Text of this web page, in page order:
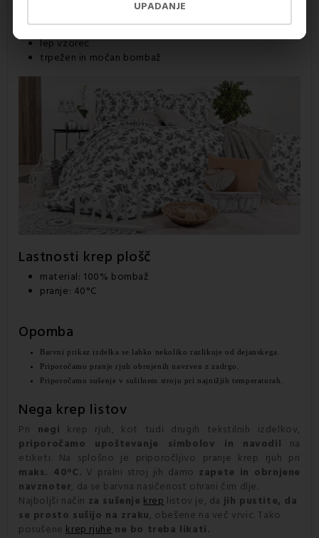
UPADANJE
nežen tudi za občutljivo kožo
lep vzorec
trpežen in močan bombaž
Lastnosti krep plošč
material: 100% bombaž
pranje: 40°C
Opomba
Barvni prikaz izdelka se lahko nekoliko razlikuje od dejanskega.
Priporočamo pranje rjuh obrnjenih navzven z zadrgo.
Priporočamo sušenje v sušilnem stroju pri najnižjih temperaturah.
Nega krep listov
Pri negi krep rjuh, kot tudi drugih tekstilnih izdelkov,
priporočamo upoštevanje simbolov in navodil na
etiketi. Na splošno je priporočljivo pranje krep rjuh pri
maks. 40°C. V pralni stroj jih damo zapete in obrnjene
navznoter, da se barvna nasičenost ohrani čim dlje.
Najboljši način za sušenje kreplistov je, da jih pustite, da
se prosto sušijo na zraku, obešene na več vrvic. Tako
posušenekrep rjuhe ne bo treba likati.